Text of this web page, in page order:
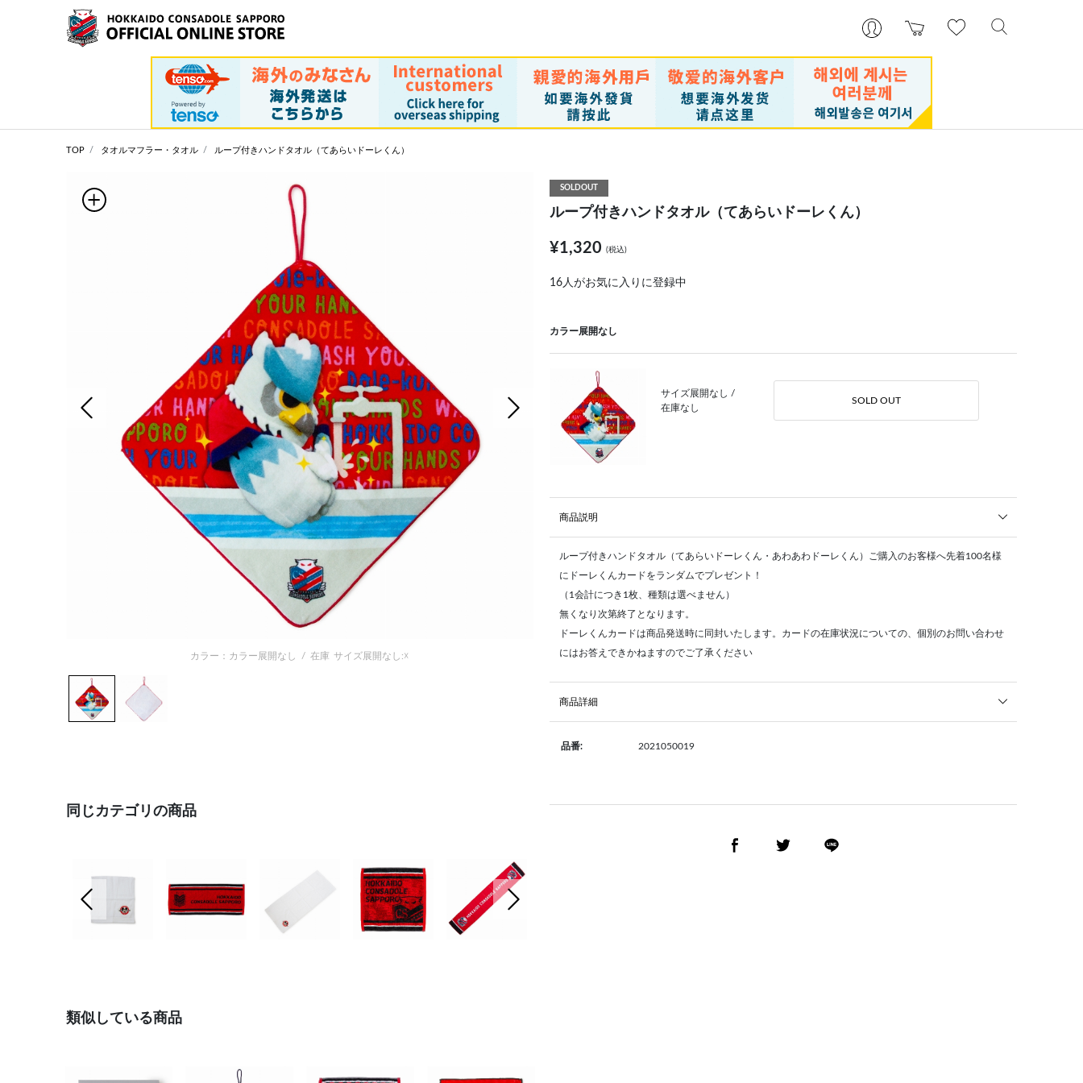
TOP タオルマフラー・タオル ループ付きハンドタオル（てあらいドーレくん）
前の画像
カラー：カラー展開なし / 在庫 サイズ展開なし:☓
同じカテゴリの商品
前の画像 次の画像
類似している商品
SOLDOUT
ループ付きハンドタオル（てあらいドーレくん）
¥1,320 (税込)
16人がお気に入りに登録中
カラー展開なし
サイズ展開なし /
在庫なし
SOLD OUT
商品説明
ループ付きハンドタオル（てあらいドーレくん・あわあわドーレくん）ご購入のお客様へ先着100名様
にドーレくんカードをランダムでプレゼント！
（1会計につき1枚、種類は選べません）
無くなり次第終了となります。
ドーレくんカードは商品発送時に同封いたします。カードの在庫状況についての、個別のお問い合わせ
にはお答えできかねますのでご了承ください
商品詳細
品番: 2021050019